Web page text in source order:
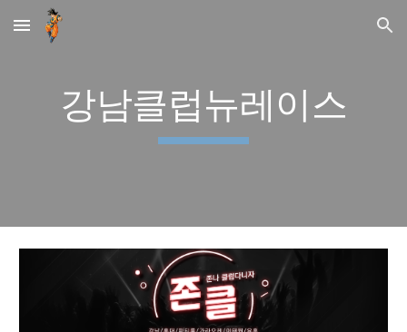
Skip to main content Skip to navigation
강남클럽뉴레이스